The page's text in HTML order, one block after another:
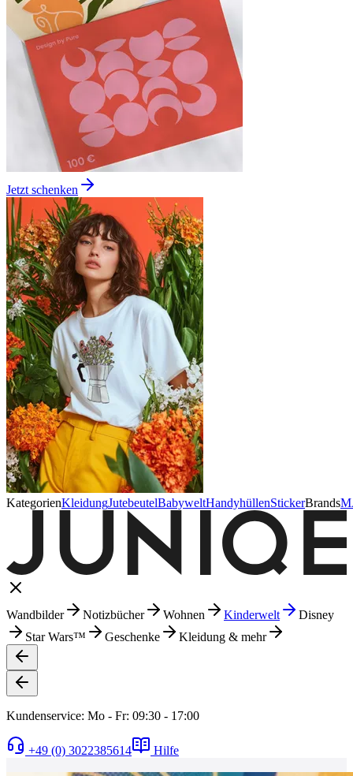
Jetzt schenken
KategorienKleidungJutebeutelBabyweltHandyhüllenStickerBrands
Wandbilder Notizbücher Wohnen Kinderwelt
Disney
Star Wars™
Geschenke Kleidung & mehr
Kundenservice: Mo - Fr: 09:30 - 17:00
+49 (0) 3022385614 Hilfe